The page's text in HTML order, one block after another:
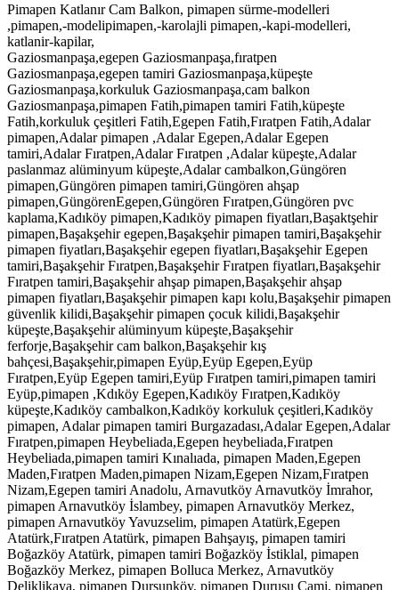
Pimapen Katlanır Cam Balkon, pimapen sürme-modelleri
,pimapen,-modelipimapen,-karolajli pimapen,-kapi-modelleri,
katlanir-kapilar,
Gaziosmanpaşa,egepen Gaziosmanpaşa,fıratpen
Gaziosmanpaşa,egepen tamiri Gaziosmanpaşa,küpeşte
Gaziosmanpaşa,korkuluk Gaziosmanpaşa,cam balkon
Gaziosmanpaşa,pimapen Fatih,pimapen tamiri Fatih,küpeşte
Fatih,korkuluk çeşitleri Fatih,Egepen Fatih,Fıratpen Fatih,Adalar
pimapen,Adalar pimapen ,Adalar Egepen,Adalar Egepen
tamiri,Adalar Fıratpen,Adalar Fıratpen ,Adalar küpeşte,Adalar
paslanmaz alüminyum küpeşte,Adalar cambalkon,Güngören
pimapen,Güngören pimapen tamiri,Güngören ahşap
pimapen,GüngörenEgepen,Güngören Fıratpen,Güngören pvc
kaplama,Kadıköy pimapen,Kadıköy pimapen fiyatları,Başaktşehir
pimapen,Başakşehir egepen,Başakşehir pimapen tamiri,Başakşehir
pimapen fiyatları,Başakşehir egepen fiyatları,Başakşehir Egepen
tamiri,Başakşehir Fıratpen,Başakşehir Fıratpen fiyatları,Başakşehir
Fıratpen tamiri,Başakşehir ahşap pimapen,Başakşehir ahşap
pimapen fiyatları,Başakşehir pimapen kapı kolu,Başakşehir pimapen
güvenlik kilidi,Başakşehir pimapen çocuk kilidi,Başakşehir
küpeşte,Başakşehir alüminyum küpeşte,Başakşehir
ferforje,Başakşehir cam balkon,Başakşehir kış
bahçesi,Başakşehir,pimapen Eyüp,Eyüp Egepen,Eyüp
Fıratpen,Eyüp Egepen tamiri,Eyüp Fıratpen tamiri,pimapen tamiri
Eyüp,pimapen ,Kdıköy Egepen,Kadıköy Fıratpen,Kadıköy
küpeşte,Kadıköy cambalkon,Kadıköy korkuluk çeşitleri,Kadıköy
pimapen, Adalar pimapen tamiri Burgazadası,Adalar Egepen,Adalar
Fıratpen,pimapen Heybeliada,Egepen heybeliada,Fıratpen
Heybeliada,pimapen tamiri Kınalıada, pimapen Maden,Egepen
Maden,Fıratpen Maden,pimapen Nizam,Egepen Nizam,Fıratpen
Nizam,Egepen tamiri Anadolu, Arnavutköy Arnavutköy İmrahor,
pimapen Arnavutköy İslambey, pimapen Arnavutköy Merkez,
pimapen Arnavutköy Yavuzselim, pimapen Atatürk,Egepen
Atatürk,Fıratpen Atatürk, pimapen Bahşayış, pimapen tamiri
Boğazköy Atatürk, pimapen tamiri Boğazköy İstiklal, pimapen
Boğazköy Merkez, pimapen Bolluca Merkez, Arnavutköy
Deliklikaya, pimapen Dursunköy, pimapen Durusu Cami, pimapen